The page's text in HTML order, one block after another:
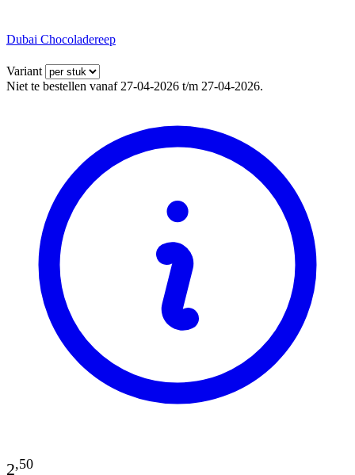
Dubai Chocoladereep
Variant
Niet te bestellen vanaf 27-04-2026 t/m 27-04-2026.
2,50